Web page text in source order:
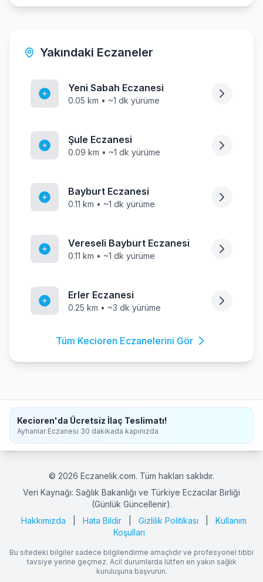
Yakındaki Eczaneler
Yeni Sabah Eczanesi
0.05 km • ~1 dk yürüme
Şule Eczanesi
0.09 km • ~1 dk yürüme
Bayburt Eczanesi
0.11 km • ~1 dk yürüme
Vereseli Bayburt Eczanesi
0.11 km • ~1 dk yürüme
Erler Eczanesi
0.25 km • ~3 dk yürüme
Tüm Kecioren Eczanelerini Gör
Kecioren'da Ücretsiz İlaç Teslimatı!
Ayhanlar Eczanesi 30 dakikada kapınızda
© 2026 Eczanelik.com. Tüm hakları saklıdır.
Veri Kaynağı: Sağlık Bakanlığı ve Türkiye Eczacılar Birliği
(Günlük Güncellenir).
Hakkımızda
Hata Bildir Gizlilik Politikası
Kullanım
Koşulları
Bu sitedeki bilgiler sadece bilgilendirme amaçlıdır ve profesyonel tıbbi
tavsiye yerine geçmez. Acil durumlarda lütfen en yakın sağlık
kuruluşuna başvurun.